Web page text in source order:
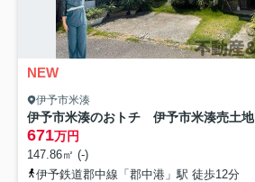
NEW
伊予市米湊
伊予市米湊のおトチ 伊予市米湊売土地
671万円
147.86㎡ (-)
伊予鉄道郡中線「郡中港」駅 徒歩12分